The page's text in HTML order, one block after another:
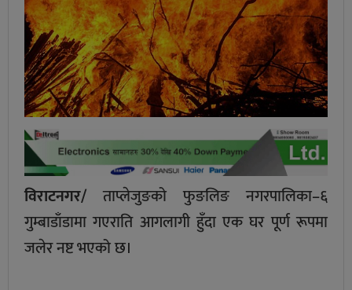
विराटनगर/ ताप्लेजुङको फुङलिङ नगरपालिका–६
गुम्बाडाँडामा गएराति आगलागी हुँदा एक घर पूर्ण रूपमा
जलेर नष्ट भएको छ।